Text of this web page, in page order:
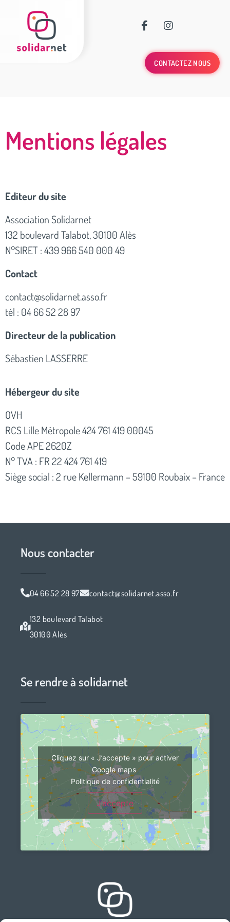
CONTACTEZ NOUS
Mentions légales
Editeur du site
Association Solidarnet
132 boulevard Talabot, 30100 Alès
N°SIRET : 439 966 540 000 49
Contact
contact@solidarnet.asso.fr
tél : 04 66 52 28 97
Directeur de la publication
Sébastien LASSERRE
Hébergeur du site
OVH
RCS Lille Métropole 424 761 419 00045
Code APE 2620Z
N° TVA : FR 22 424 761 419
Siège social : 2 rue Kellermann – 59100 Roubaix – France
Nous contacter
04 66 52 28 97 contact@solidarnet.asso.fr
132 boulevard Talabot
30100 Alès
Se rendre à solidarnet
Cliquez sur « J’accepte » pour activer
Google maps
Politique de confidentialité
J’accepte